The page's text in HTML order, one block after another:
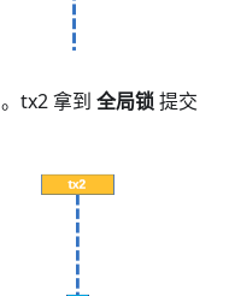
。tx2 拿到 全局锁提交